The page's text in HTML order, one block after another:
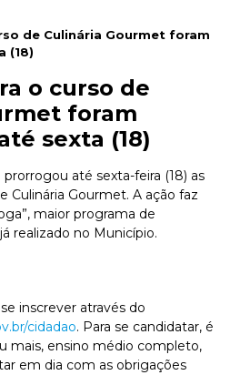
de Culinária Gourmet foram
(18)
o curso de
foram
sexta (18)
até sexta-feira (18) as
Culinária Gourmet. A ação faz
maior programa de
realizado no Município.
inscrever através do
cidadao. Para se candidatar, é
mais, ensino médio completo,
em dia com as obrigações